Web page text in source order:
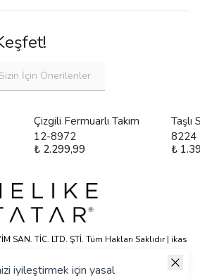
iyileştirmek için yasal
Sizin İçin Önerilenler
Çizgili Fermuarlı Takım
12-8972
₺ 2.299,99
Taşlı
8224
₺
SAN. TİC. LTD. ŞTİ. Tüm Hakları Saklıdır | ikas